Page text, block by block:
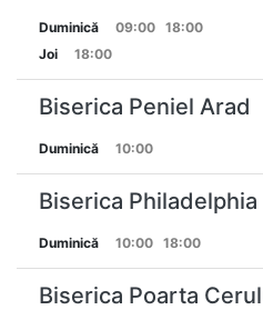
Duminică 09:00
18:00
Joi
18:00
Biserica Peniel Arad
Duminică 10:00
Biserica
Duminică 10:00 18:00
Biserica Poarta